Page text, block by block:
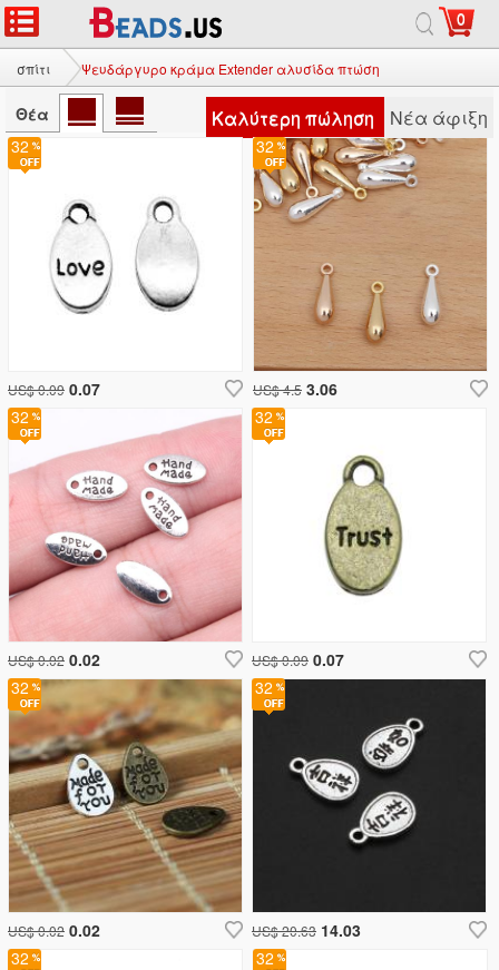
0
σπίτι Ψευδάργυρο κράμα Extender αλυσίδα πτώση
Θέα Καλύτερη πώληση Νέα άφιξη
32
32
US$ 0.02 0.02
32
US$ 4.5 3.06
32
US$ 0.09 0.07
32
32
US$ 0.09 0.07
32
US$ 0.02 0.02
32
US$ 20.63 14.03